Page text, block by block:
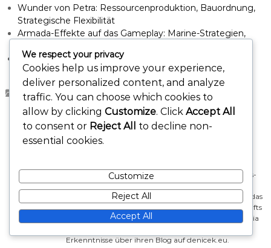
Wunder von Petra: Ressourcenproduktion, Bauordnung,
Strategische Flexibilität
Armada-Effekte auf das Gameplay: Marine-Strategien,
Alter Eins Entscheidungsbäume: Optimale Kartenwahl,
Drafting-Reihenfolge, Synergie-Erkundung
Kartenauswahl-Bäume
Lydia Hawthorne
Als leidenschaftliche Brettspielstrategin und
gewidmet. Mit einem Fokus auf die Seven Wonders-
Serie erstellt sie detaillierte Strategieführer und
Entscheidungsbäume, um den Spielern zu helfen, das
Spiel zu meistern. Wenn sie nicht gerade Kartendrafts
oder Erweiterungsmodule analysiert, verbringt Lydia
Erkenntnisse über ihren Blog auf denicek.eu.
We respect your privacy
Cookies help us improve your experience,
deliver personalized content, and analyze
traffic. You can choose which cookies to
allow by clicking Customize. Click Accept All
to consent or Reject All
to decline non-
essential cookies.
Customize
Reject All
Accept All